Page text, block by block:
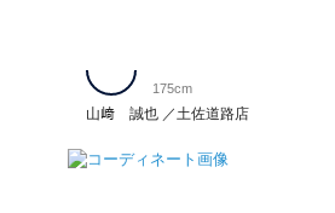
山﨑 誠也 土佐道路店
175cm